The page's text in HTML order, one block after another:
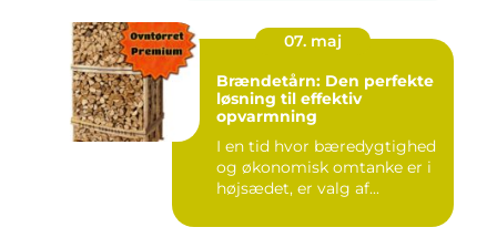
07. maj
Brændetårn: Den perfekte
løsning til effektiv
opvarmning
I en tid hvor bæredygtighed
og økonomisk omtanke er i
højsædet, er valg af...